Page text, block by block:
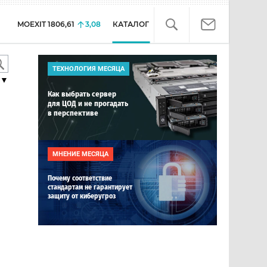
MOEXIT 1806,61 3,08 КАТАЛОГ
ТЕХНОЛОГИЯ МЕСЯЦА
Как выбрать сервер
для ЦОД и не прогадать
в перспективе
МНЕНИЕ МЕСЯЦА
Почему соответствие
стандартам не гарантирует
защиту от киберугроз